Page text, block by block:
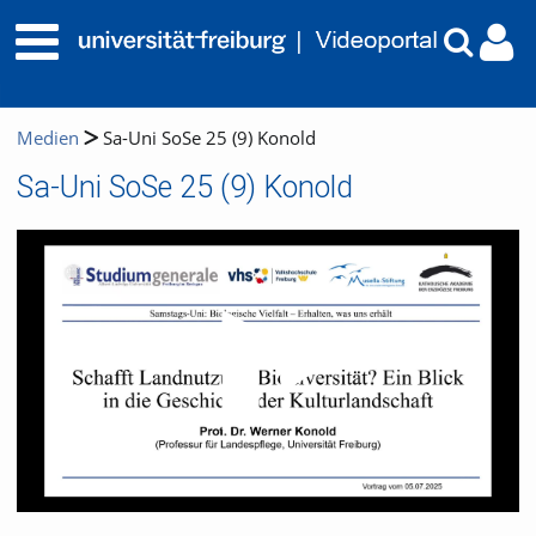
Medien Sa-Uni SoSe 25 (9) Konold
Sa-Uni SoSe 25 (9) Konold